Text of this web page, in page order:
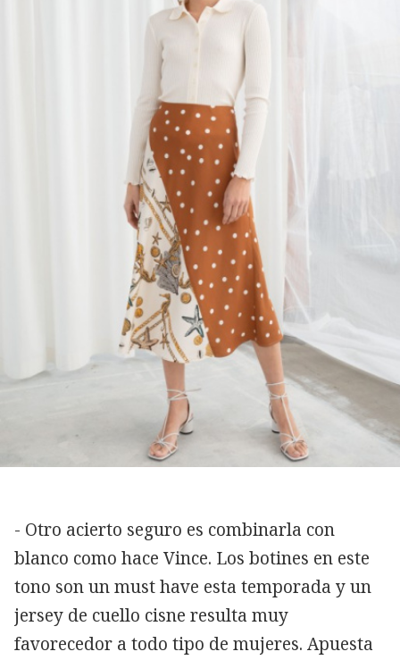
- Otro acierto seguro es combinarla con
blanco como hace Vince. Los botines en este
tono son un must have esta temporada y un
jersey de cuello cisne resulta muy
favorecedor a todo tipo de mujeres. Apuesta